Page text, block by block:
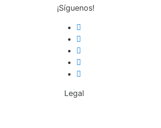
¡Síguenos!
Legal